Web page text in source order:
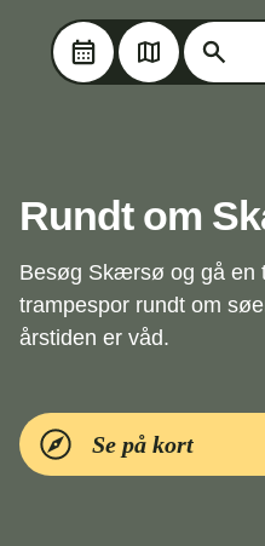
Skip til
Søg
Søg på
Rundt om
Besøg Skærsø og gå en
trampespor rundt om
årstiden er våd.
Se på kort